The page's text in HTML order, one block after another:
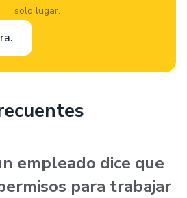
solo lugar.
empleado dice que
para trabajar